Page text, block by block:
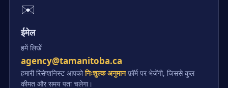
✉️
ईमेल
हमें लिखें
agency@tamanitoba.ca
हमारी रिसेप्शनिस्ट आपकोनिःशुल्क अनुमानफ़ॉर्म पर भेजेंगी, जिससे कुल
कीमत और समय पता चलेगा।